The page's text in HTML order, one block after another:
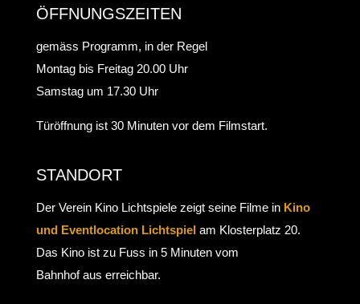
ÖFFNUNGSZEITEN
gemäss Programm, in der Regel
Montag bis Freitag 20.00 Uhr
Samstag um 17.30 Uhr
Türöffnung ist 30 Minuten vor dem Filmstart.
STANDORT
Der Verein Kino Lichtspiele zeigt seine Filme in Kino
und Eventlocation Lichtspielam Klosterplatz 20.
Das Kino ist zu Fuss in 5 Minuten vom
Bahnhof aus erreichbar.